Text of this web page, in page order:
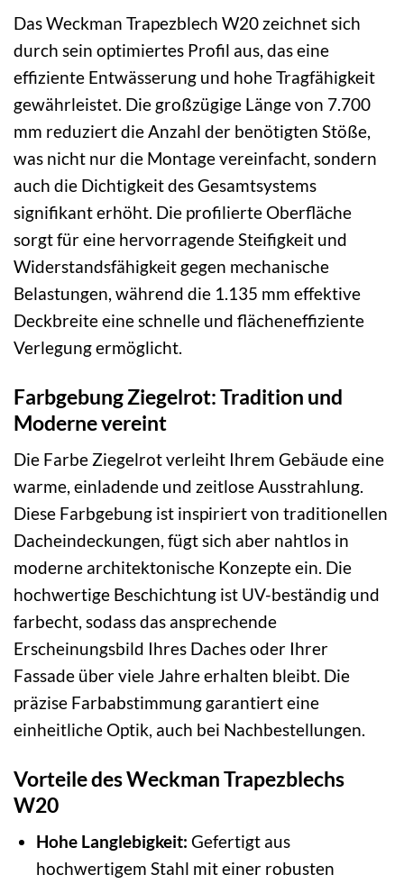
Das Weckman Trapezblech W20 zeichnet sich
durch sein optimiertes Profil aus, das eine
effiziente Entwässerung und hohe Tragfähigkeit
gewährleistet. Die großzügige Länge von 7.700
mm reduziert die Anzahl der benötigten Stöße,
was nicht nur die Montage vereinfacht, sondern
auch die Dichtigkeit des Gesamtsystems
signifikant erhöht. Die profilierte Oberfläche
sorgt für eine hervorragende Steifigkeit und
Widerstandsfähigkeit gegen mechanische
Belastungen, während die 1.135 mm effektive
Deckbreite eine schnelle und flächeneffiziente
Verlegung ermöglicht.
Farbgebung Ziegelrot: Tradition und
Moderne vereint
Die Farbe Ziegelrot verleiht Ihrem Gebäude eine
warme, einladende und zeitlose Ausstrahlung.
Diese Farbgebung ist inspiriert von traditionellen
Dacheindeckungen, fügt sich aber nahtlos in
moderne architektonische Konzepte ein. Die
hochwertige Beschichtung ist UV-beständig und
farbecht, sodass das ansprechende
Erscheinungsbild Ihres Daches oder Ihrer
Fassade über viele Jahre erhalten bleibt. Die
präzise Farbabstimmung garantiert eine
einheitliche Optik, auch bei Nachbestellungen.
Vorteile des Weckman Trapezblechs
W20
Hohe Langlebigkeit: Gefertigt aus
hochwertigem Stahl mit einer robusten